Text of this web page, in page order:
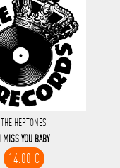
THE HEPTONES
I MISS YOU BABY
14.00 €